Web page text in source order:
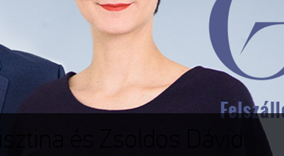
és Zsoldos Dávid